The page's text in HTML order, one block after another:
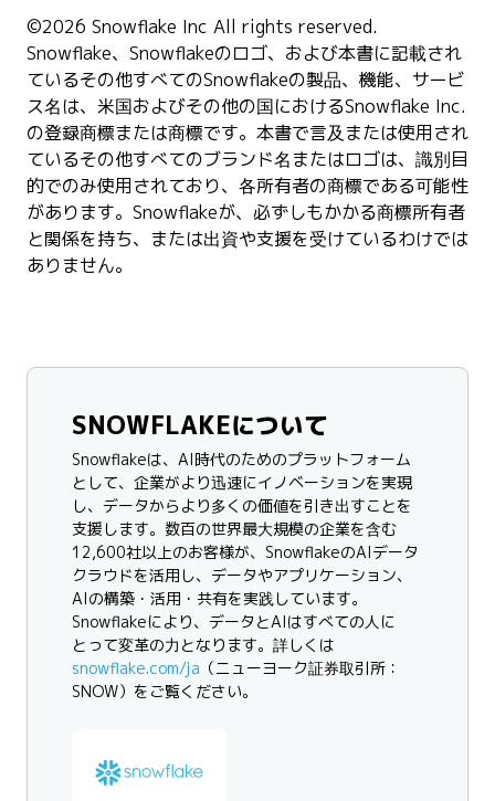
©2026 Snowflake Inc All rights reserved.
Snowflake、Snowflakeのロゴ、および本書に記載され
ているその他すべてのSnowflakeの製品、機能、サービ
ス名は、米国およびその他の国におけるSnowflake Inc.
の登録商標または商標です。本書で言及または使用され
ているその他すべてのブランド名またはロゴは、識別目
的でのみ使用されており、各所有者の商標である可能性
があります。Snowflakeが、必ずしもかかる商標所有者
と関係を持ち、または出資や支援を受けているわけでは
ありません。
SNOWFLAKEについて
Snowflakeは、AI時代のためのプラットフォーム
として、企業がより迅速にイノベーションを実現
し、データからより多くの価値を引き出すことを
支援します。数百の世界最大規模の企業を含む
12,600社以上のお客様が、SnowflakeのAIデータ
クラウドを活用し、データやアプリケーション、
AIの構築・活用・共有を実践しています。
Snowflakeにより、データとAIはすべての人に
とって変革の力となります。詳しくは
snowflake.com/ja （ニューヨーク証券取引所：
SNOW）をご覧ください。